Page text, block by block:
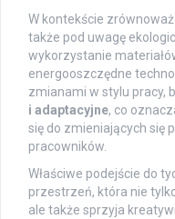
W kontekście
także pod uwagę
wykorzystanie
energooszczędne
zmianami w stylu pracy,
i adaptacyjne, co
się do zmieniających się
pracowników.
Właściwe podejście do
przestrzeń, która nie
ale także sprzyja